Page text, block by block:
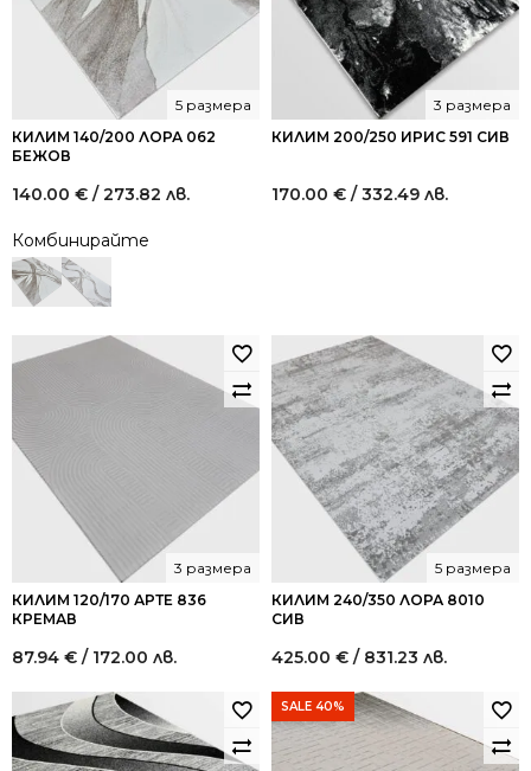
КИЛИМ 140/200 ЛОРА 062
БЕЖОВ
5 размера
140.00 € / 273.82 лв.
Комбинирайте
КИЛИМ 200/250 ИРИС 591 СИВ
3 размера
170.00 € / 332.49 лв.
КИЛИМ 120/170 АРТЕ 836
КРЕМАВ
3 размера
87.94 € / 172.00 лв.
КИЛИМ 240/350 ЛОРА 8010
СИВ
5 размера
425.00 € / 831.23 лв.
SALE 40%